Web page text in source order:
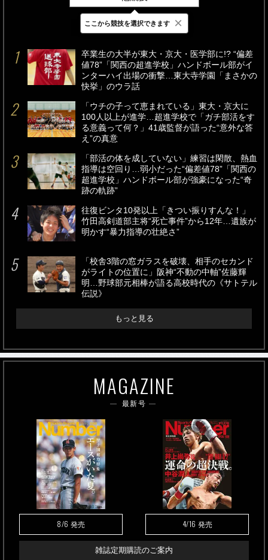
最新 24時間 週間
卒業生の大半が東大・京大・医学部に!? “偏差
値78”「関西の超進学校」ハンドボール部がイ
ンターハイ出場の衝撃…東大寺学園「まさかの
快挙」のウラ話
「ウチの子って恵まれている」東大・京大に
100人以上が進学…超進学校で「ガチ部活をす
る意義って何？」41歳監督が語った“意外な答
え”の真意
「部活の体を成していない」練習は閑散、熱血
指導は空回り…弱小だった“偏差値78”「関西の
超進学校」ハンドボール部が強豪になった“奇
跡の軌跡”
往復ビンタ10発以上「きつい振りすんな！」
竹田高剣道部主将“死亡事件”から12年…遺族が
明かす“暴力指導の壮絶さ”
「校舎3階の窓ガラスを破壊、相手のセカンド
がライトの位置に」阪神“不動の中軸”佐藤輝
明…野球部元相棒が語る高校時代の《サトテル
伝説》
もっと見る
MAGAZINE
最新号
8/6 発売 4/16 発売
雑誌定期購読のご案内
ここから競技を選択できます ×